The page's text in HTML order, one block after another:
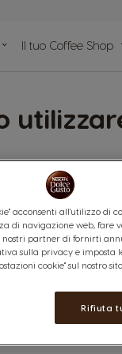
Il tuo Coffee Shop
acconsenti all'utilizzo di
di navigazione web, fare
partner di fornirti
sulla privacy e imposta
cookie" sul nostro
Rifiuta